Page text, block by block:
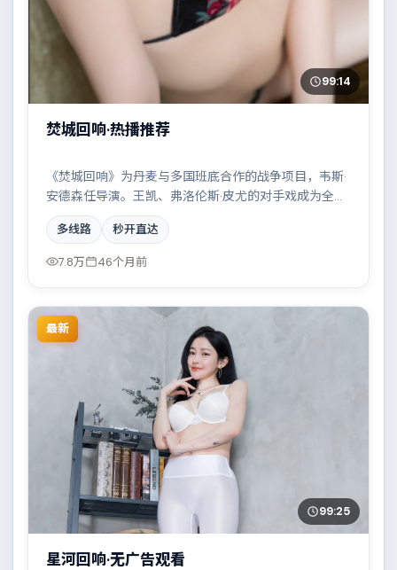
99:14
焚城回响·热播推荐
《焚城回响》为丹麦与多国班底合作的战争项目，韦斯·
安德森任导演。王凯、弗洛伦斯·皮尤的对手戏成为全片
高光，一场看似偶然的事故牵出陈年秘辛。配乐与摄影
风格统一，具备院线质感。
多线路 秒开直达
7.8万 46个月前
最新
99:25
星河回响·无广告观看